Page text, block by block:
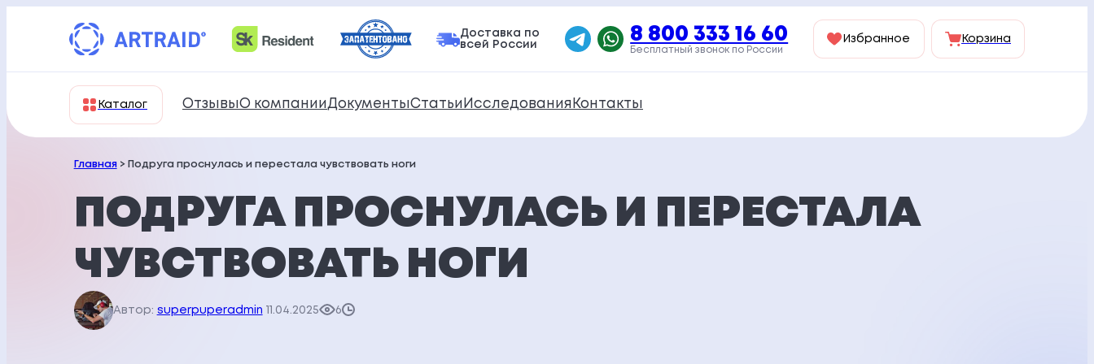
содержимому
Доставка по
всей России
8 800 333 16 60
Бесплатный звонок по России
Избранное Корзина
Каталог Отзывы О компании Документы Статьи Исследования Контакты
Главная> Подруга проснулась и перестала чувствовать ноги
ПОДРУГА ПРОСНУЛАСЬ И ПЕРЕСТАЛА
ЧУВСТВОВАТЬ НОГИ
Автор: superpuperadmin 11.04.2025 6